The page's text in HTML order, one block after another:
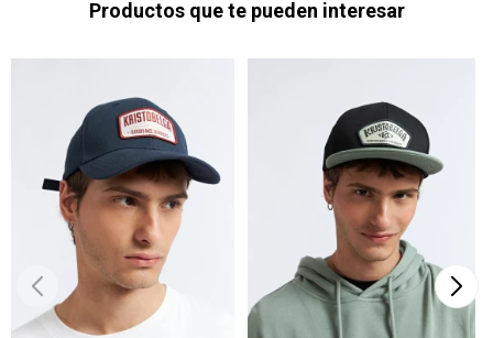
Productos que te pueden interesar